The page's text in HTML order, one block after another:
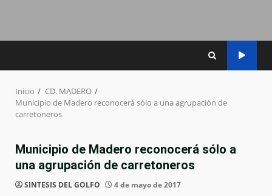
Inicio
CD. MADERO
Municipio de Madero reconocerá sólo a una agrupación de
carretoneros
Municipio de Madero reconocerá sólo a
una agrupación de carretoneros
SINTESIS DEL GOLFO 4 de mayo de 2017